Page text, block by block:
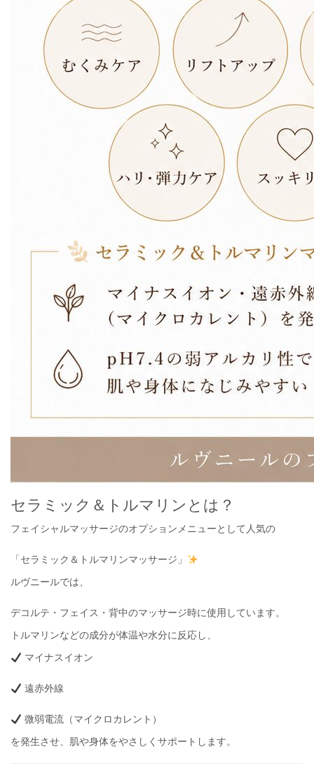
セラミック＆トルマリンとは？
フェイシャルマッサージのオプションメニューとして人気の
「セラミック＆トルマリンマッサージ」
ルヴニールでは、
デコルテ・フェイス・背中のマッサージ時に使用しています。
トルマリンなどの成分が体温や水分に反応し、
マイナスイオン
遠赤外線
微弱電流（マイクロカレント）
を発生させ、肌や身体をやさしくサポートします。